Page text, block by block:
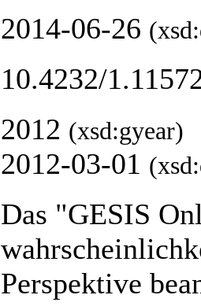
2014-06-26
10.4232/
2012 (xsd:gyear)
2012-03-01
Das "GESIS
Perspektive